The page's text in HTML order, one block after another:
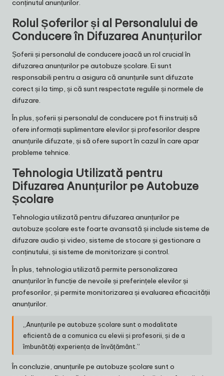
conținutul anunțurilor.
Rolul Șoferilor și al Personalului de
Conducere în Difuzarea Anunțurilor
Șoferii și personalul de conducere joacă un rol crucial în
difuzarea anunțurilor pe autobuze școlare. Ei sunt
responsabili pentru a asigura că anunțurile sunt difuzate
corect și la timp, și că sunt respectate regulile și normele de
difuzare.
În plus, șoferii și personalul de conducere pot fi instruiți să
ofere informații suplimentare elevilor și profesorilor despre
anunțurile difuzate, și să ofere suport în cazul în care apar
probleme tehnice.
Tehnologia Utilizată pentru
Difuzarea Anunțurilor pe Autobuze
Școlare
Tehnologia utilizată pentru difuzarea anunțurilor pe
autobuze școlare este foarte avansată și include sisteme de
difuzare audio și video, sisteme de stocare și gestionare a
conținutului, și sisteme de monitorizare și control.
În plus, tehnologia utilizată permite personalizarea
anunțurilor în funcție de nevoile și preferințele elevilor și
profesorilor, și permite monitorizarea și evaluarea eficacității
anunțurilor.
„Anunțurile pe autobuze școlare sunt o modalitate
eficientă de a comunica cu elevii și profesorii, și de a
îmbunătăți experiența de învățământ.”
În concluzie, anunțurile pe autobuze școlare sunt o